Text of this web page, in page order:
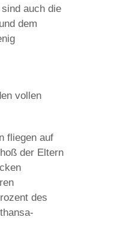
auch die
dem
vollen
fliegen auf
der Eltern
des